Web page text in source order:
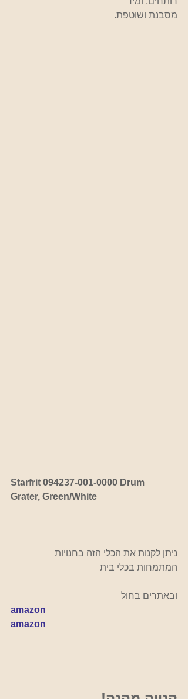
מסבנת ושוטפת.
Starfrit 094237-001-0000 Drum
Grater, Green/White
ניתן לקנות את הכלי הזה בחנויות
המתמחות בכלי בית
ובאתרים בחול
amazon
amazon